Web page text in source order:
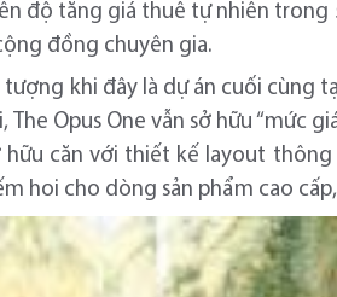
độ tăng giá thuê tự nhiên trong
đồng chuyên gia.
khi đây là dự án cuối cùng
Opus One vẫn sở hữu “mức
căn với thiết kế layout
hoi cho dòng sản phẩm cao cấp,